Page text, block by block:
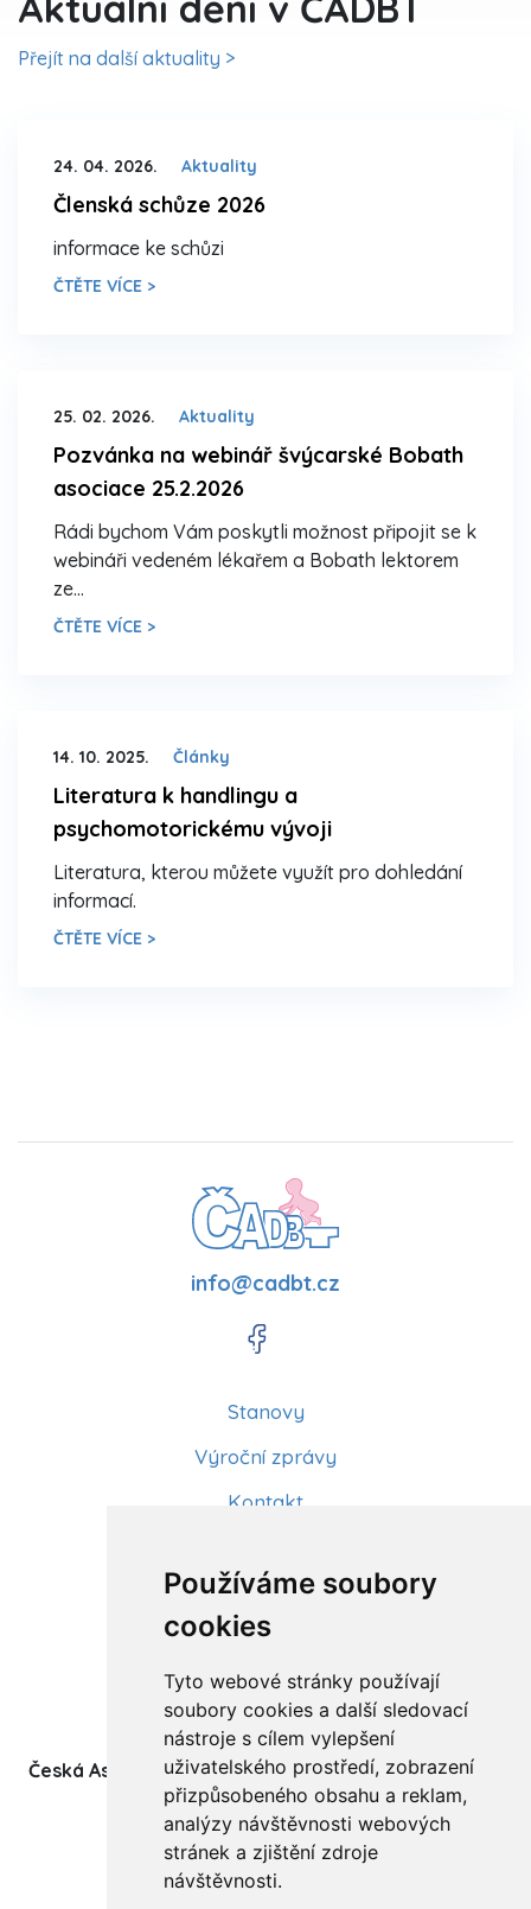
Používáme soubory
cookies
Tyto webové stránky používají
soubory cookies a další sledovací
nástroje s cílem vylepšení
uživatelského prostředí, zobrazení
přizpůsobeného obsahu a reklam,
analýzy návštěvnosti webových
stránek a zjištění zdroje
návštěvnosti.
Přejít na další aktuality >
24. 04. 2026. Aktuality
Členská schůze 2026
informace ke schůzi
ČTĚTE VÍCE >
25. 02. 2026. Aktuality
Pozvánka na webinář švýcarské Bobath
asociace 25.2.2026
Rádi bychom Vám poskytli možnost připojit se k
webináři vedeném lékařem a Bobath lektorem
ze…
ČTĚTE VÍCE >
14. 10. 2025. Články
Literatura k handlingu a
psychomotorickému vývoji
Literatura, kterou můžete využít pro dohledání
informací.
ČTĚTE VÍCE >
info@cadbt.cz
Stanovy
Výroční zprávy
Kontakt
Články
Kurzy a workshopy
Sídlo ČADBT
Česká Asociace Dětských Bobath Terapeutů spolek
(z.s.)
Ukrajinská 1534
708 00 Ostrava-Poruba